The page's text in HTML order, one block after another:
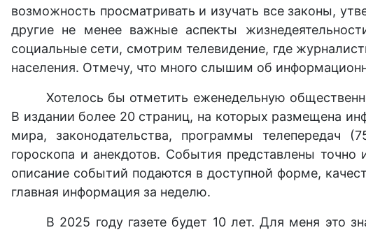
возможность просматривать и изучать все законы,
другие не менее важные аспекты
социальные сети, смотрим телевидение, где
населения. Отмечу, что много слышим об
Хотелось бы отметить еженедельную
В издании более 20 страниц, на которых размещена
мира, законодательства, программы телепередач
гороскопа и анекдотов. События представлены
описание событий подаются в доступной форме,
главная информация за неделю.
В 2025 году газете будет 10 лет. Для меня это